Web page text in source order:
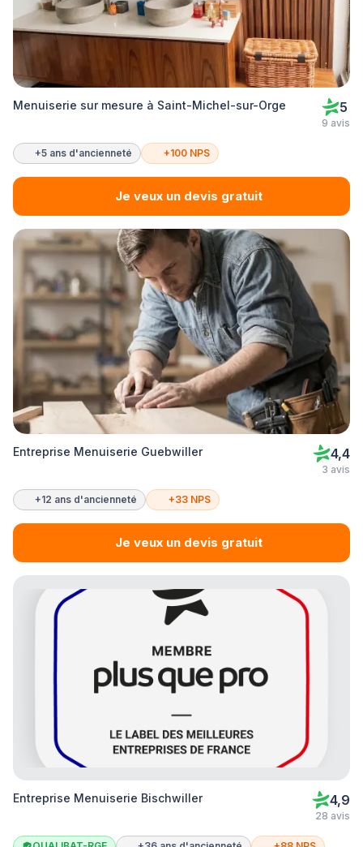
Menuiserie sur mesure à Saint-Michel-sur-Orge 5
9 avis
+5 ans d'ancienneté +100 NPS
Je veux un devis gratuit
Entreprise Menuiserie Guebwiller 4,4
3 avis
+12 ans d'ancienneté +33 NPS
Je veux un devis gratuit
Entreprise Menuiserie Bischwiller 4,9
28 avis